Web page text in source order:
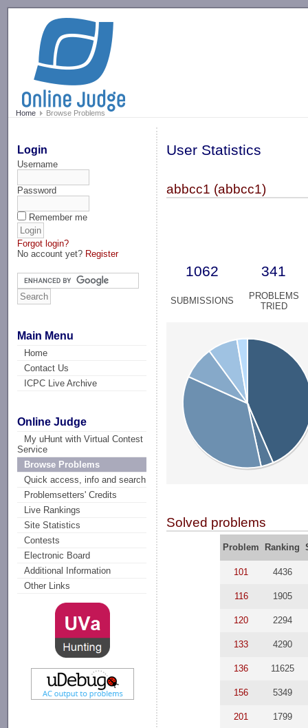
Home Browse Problems
Login
Username
Password
Remember me
Forgot login?
No account yet? Register
Main Menu
Home
Contact Us
ICPC Live Archive
Online Judge
My uHunt with Virtual Contest
Service
Browse Problems
Quick access, info and search
Problemsetters' Credits
Live Rankings
Site Statistics
Contests
Electronic Board
Additional Information
Other Links
User Statistics
abbcc1 (abbcc1)
1062 341
SUBMISSIONS
PROBLEMS
TRIED
Solved problems
Problem Ranking
101 4436
116 1905
120 2294
133 4290
136 11625
156 5349
201 1799